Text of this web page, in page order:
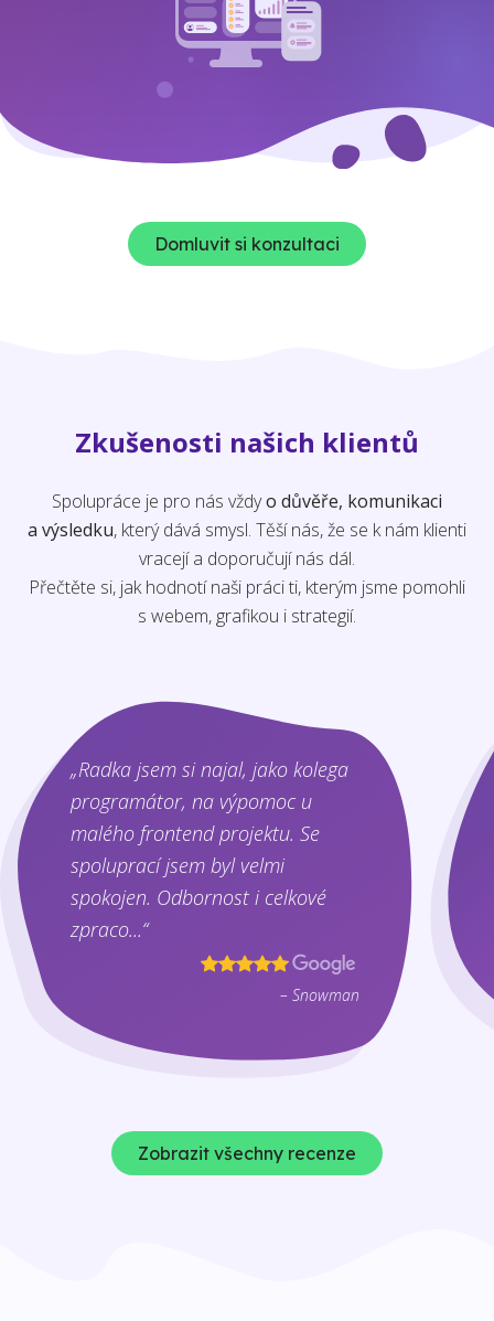
Domluvit si konzultaci
Zkušenosti našich klientů
Spolupráce je pro nás vždyo důvěře, komunikaci
a výsledku, který dává smysl. Těší nás, že se k nám klienti
vracejí a doporučují nás dál.
Přečtěte si, jak hodnotí naši práci ti, kterým jsme pomohli
s webem, grafikou i strategií.
„Radka jsem si najal, jako kolega
programátor, na výpomoc u
malého frontend projektu. Se
spoluprací jsem byl velmi
spokojen. Odbornost i celkové
zpraco...“
– Snowman
Zobrazit všechny recenze